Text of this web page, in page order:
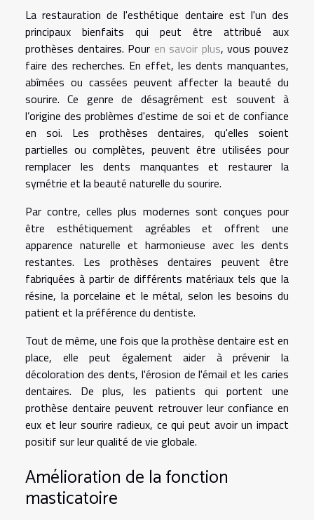
La restauration de l'esthétique dentaire est l'un des
principaux bienfaits qui peut être attribué aux
prothèses dentaires. Pour en savoir plus, vous pouvez
faire des recherches. En effet, les dents manquantes,
abîmées ou cassées peuvent affecter la beauté du
sourire. Ce genre de désagrément est souvent à
l’origine des problèmes d'estime de soi et de confiance
en soi. Les prothèses dentaires, qu'elles soient
partielles ou complètes, peuvent être utilisées pour
remplacer les dents manquantes et restaurer la
symétrie et la beauté naturelle du sourire.
Par contre, celles plus modernes sont conçues pour
être esthétiquement agréables et offrent une
apparence naturelle et harmonieuse avec les dents
restantes. Les prothèses dentaires peuvent être
fabriquées à partir de différents matériaux tels que la
résine, la porcelaine et le métal, selon les besoins du
patient et la préférence du dentiste.
Tout de même, une fois que la prothèse dentaire est en
place, elle peut également aider à prévenir la
décoloration des dents, l'érosion de l'émail et les caries
dentaires. De plus, les patients qui portent une
prothèse dentaire peuvent retrouver leur confiance en
eux et leur sourire radieux, ce qui peut avoir un impact
positif sur leur qualité de vie globale.
Amélioration de la fonction
masticatoire